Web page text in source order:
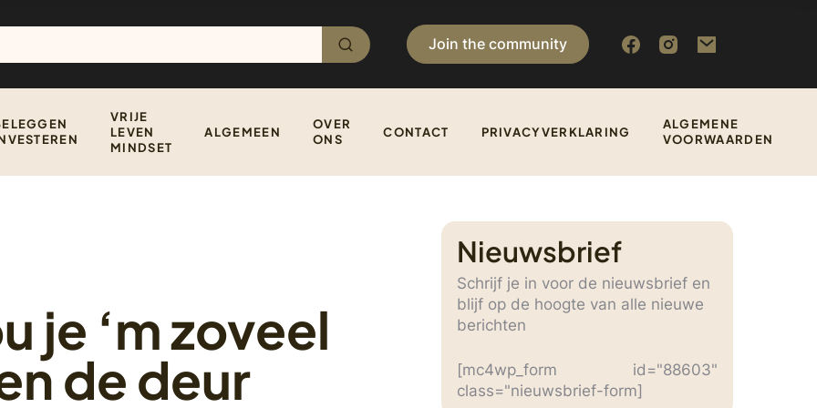
Join the community
VRIJE
LEVEN
MINDSET
ALGEMEEN
OVER
ONS
CONTACT PRIVACYVERKLARING
ALGEMENE
VOORWAARDEN
je ‘m zoveel
de deur
Nieuwsbrief
Schrijf je in voor de nieuwsbrief en
blijf op de hoogte van alle nieuwe
berichten
[mc4wp_form id="88603"
class="nieuwsbrief-form]